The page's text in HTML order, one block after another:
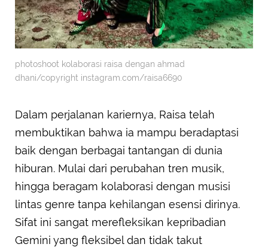
photoshoot kolaborasi raisa dengan ahmad
dhani/copyright instagram.com/raisa6690
Dalam perjalanan kariernya, Raisa telah
membuktikan bahwa ia mampu beradaptasi
baik dengan berbagai tantangan di dunia
hiburan. Mulai dari perubahan tren musik,
hingga beragam kolaborasi dengan musisi
lintas genre tanpa kehilangan esensi dirinya.
Sifat ini sangat merefleksikan kepribadian
Gemini yang fleksibel dan tidak takut